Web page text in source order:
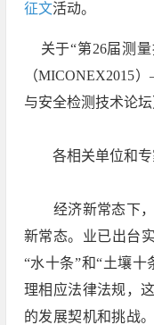
征文活动。
关于“第26届测量
（MICONEX2015
与安全检测技术论
各相关单位和专
经济新常态下，
新常态。业已出台
“水十条”和“土壤
理相应法律法规，
的发展契机和挑战